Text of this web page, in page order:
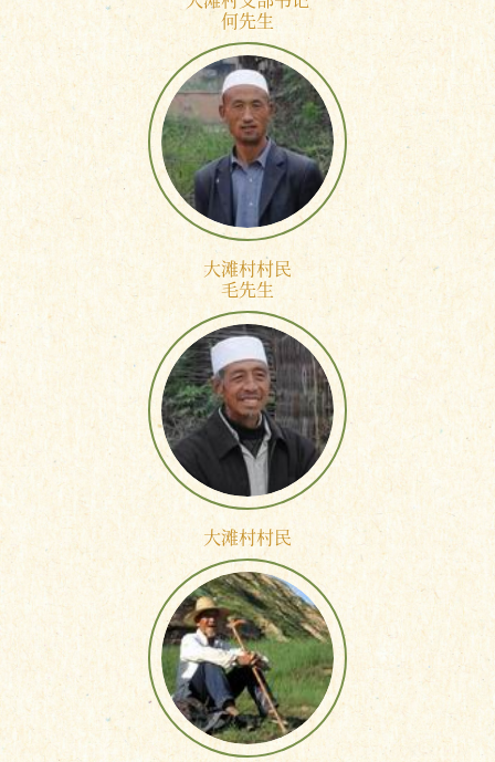
何先生
大滩村村民
毛先生
大滩村村民